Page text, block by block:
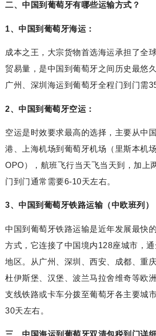
二、中国到 葡萄牙有哪些运输方式？
1、中国到 葡萄牙海运：
成本之王，大宗货物首选海运承担了全
贸易量，是中国到葡萄牙之间历史最悠
广州、深圳海运到葡萄牙全程门到门需
2、中国到 葡萄牙空运：
空运是时效要求最高的选择，主要从中
港、上海机场到葡萄牙机场（里斯本机
OPO），航班飞行当天飞当天到，加上
门到门通常需要6-10天左右。
3、中国到葡萄牙铁路运输（中欧班列）
中国到葡萄牙铁路运输是近年发展最快
方式，它连接了中国境内128座城市，
地区。从广州、深圳、西安、成都、重
杜伊斯堡、汉堡、波兰马拉舍维奇等欧
支线铁路或卡车分拨至葡萄牙各主要城
30天左右。